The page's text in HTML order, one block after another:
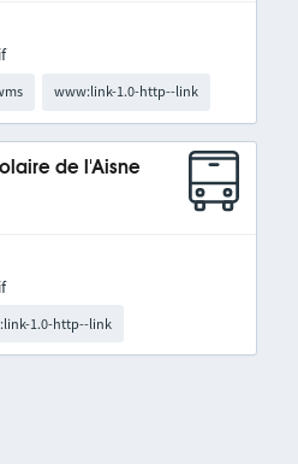
www:link-1.0-http--link
de l'Aisne
1.0-http--link